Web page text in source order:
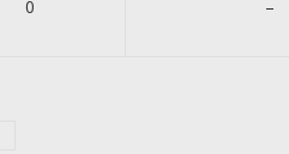
0 –